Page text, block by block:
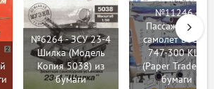
№6264 - ЗСУ 23-4
Шилка (Модель
Копия 5038) из
бумаги
№11246 -
Пассажирский
самолет Boeing
747-300 KLM
(Paper Trade) из
бумаги